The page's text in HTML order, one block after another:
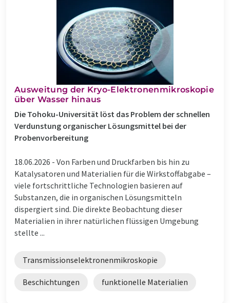
Ausweitung der Kryo-Elektronenmikroskopie
über Wasser hinaus
Die Tohoku-Universität löst das Problem der schnellen
Verdunstung organischer Lösungsmittel bei der
Probenvorbereitung
18.06.2026 - Von Farben und Druckfarben bis hin zu
Katalysatoren und Materialien für die Wirkstoffabgabe –
viele fortschrittliche Technologien basieren auf
Substanzen, die in organischen Lösungsmitteln
dispergiert sind. Die direkte Beobachtung dieser
Materialien in ihrer natürlichen flüssigen Umgebung
stellte ...
Transmissionselektronenmikroskopie
Beschichtungen funktionelle Materialien